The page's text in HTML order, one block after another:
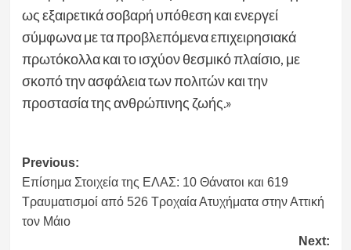
ως εξαιρετικά σοβαρή υπόθεση και ενεργεί
σύμφωνα με τα προβλεπόμενα επιχειρησιακά
πρωτόκολλα και το ισχύον θεσμικό πλαίσιο, με
σκοπό την ασφάλεια των πολιτών και την
προστασία της ανθρώπινης ζωής.»
Post
navigation
Previous:
Επίσημα Στοιχεία της ΕΛΑΣ: 10 Θάνατοι και 619
Τραυματισμοί από 526 Τροχαία Ατυχήματα στην Αττική
τον Μάιο
Next: